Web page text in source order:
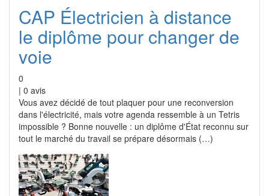
CAP Électricien à distance
le diplôme pour changer de
voie
0
| 0 avis
Vous avez décidé de tout plaquer pour une reconversion
dans l'électricité, mais votre agenda ressemble à un Tetris
impossible ? Bonne nouvelle : un diplôme d'État reconnu sur
tout le marché du travail se prépare désormais (…)